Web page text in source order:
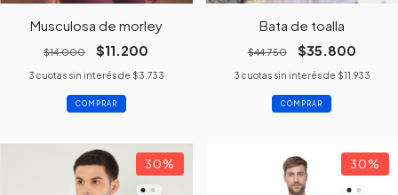
Musculosa de morley
$14.000 $11.200
3 cuotas sin interés de $3.733
COMPRAR
Bata de toalla
$44.750 $35.800
3 cuotas sin interés de $11.933
COMPRAR
30% 30%